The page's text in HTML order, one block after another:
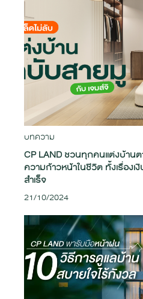
บทความ
CP LAND ชวนทุกคนแต่งบ้าน
ความก้าวหน้าในชีวิต ทั้งเรื่องเ
สำเร็จ
21/10/2024